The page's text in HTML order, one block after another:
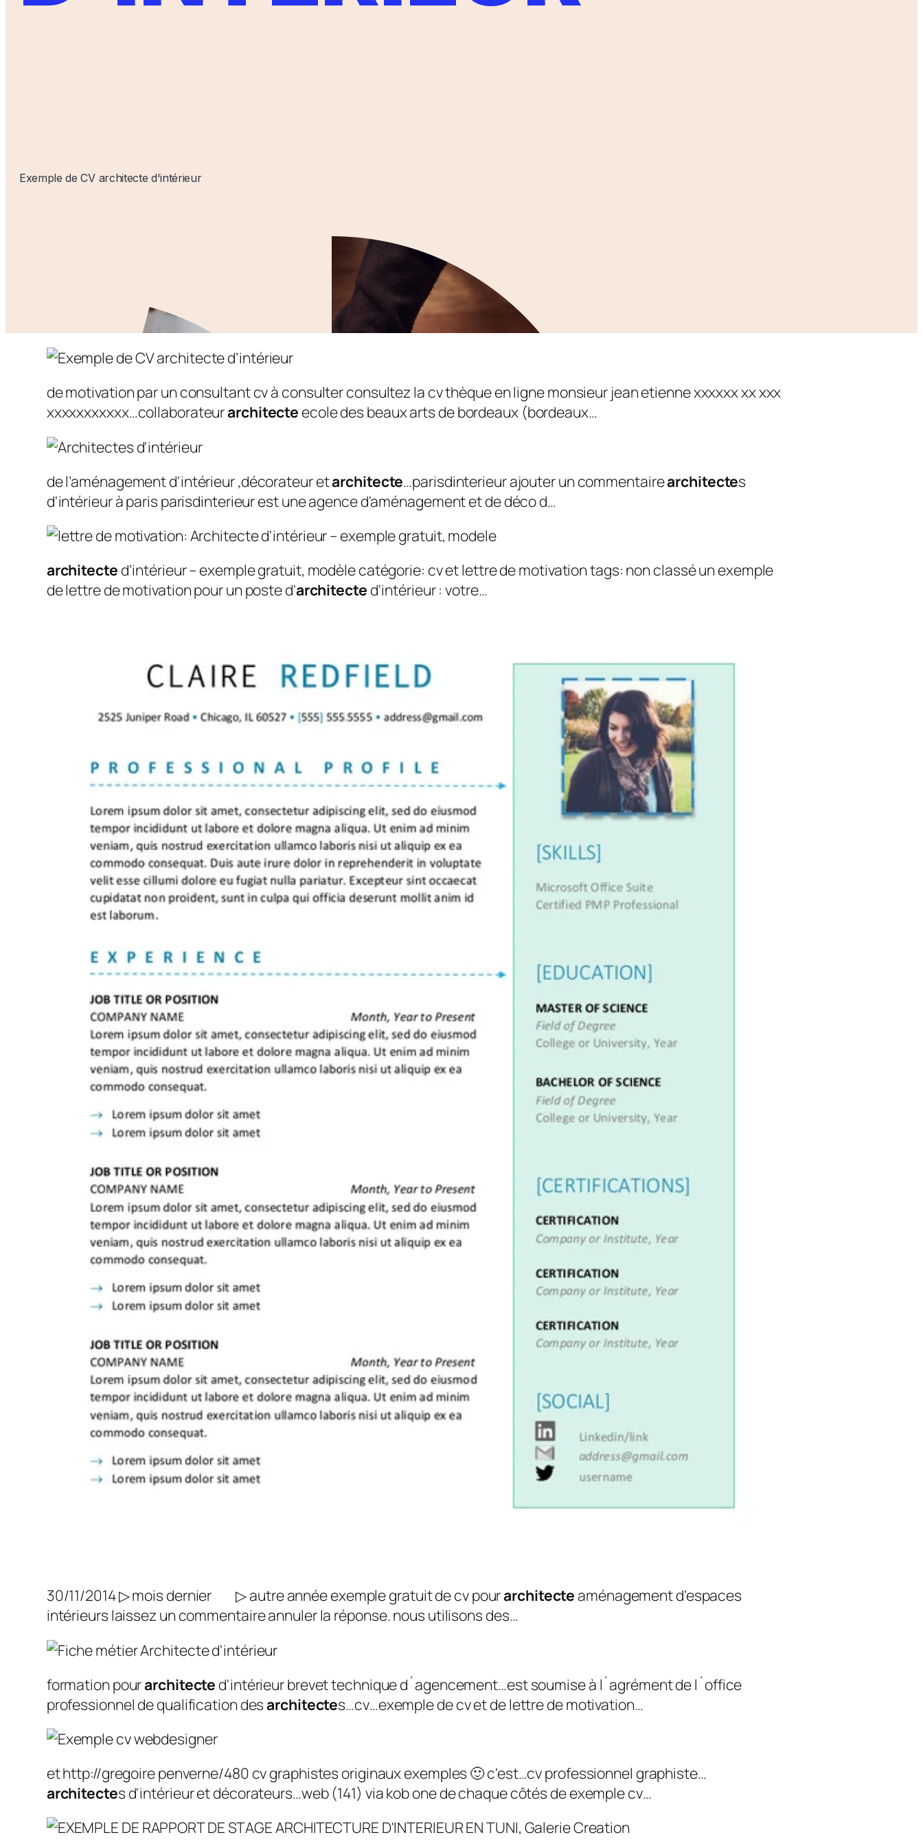
Exemple de CV architecte d'intérieur
de motivation par un consultant cv à consulter consultez la cv thèque en ligne monsieur jean etienne xxxxxx xx xxx
xxxxxxxxxxx…collaborateurarchitecteecole des beaux arts de bordeaux (bordeaux…
de l’aménagement d'intérieur ,décorateur etarchitecte…parisdinterieur ajouter un commentairearchitectes
d'intérieur à paris parisdinterieur est une agence d'aménagement et de déco d…
architected’intérieur – exemple gratuit, modèle catégorie: cv et lettre de motivation tags: non classé un exemple
de lettre de motivation pour un poste d'architected'intérieur : votre…
30/11/2014 ▷ mois dernier ▷ autre année exemple gratuit de cv pourarchitecteaménagement d’espaces
intérieurs laissez un commentaire annuler la réponse. nous utilisons des…
formation pourarchitected'intérieur brevet technique d´agencement…est soumise à l´agrément de l´office
professionnel de qualification desarchitectes…cv…exemple de cv et de lettre de motivation…
et http://gregoire penverne/480 cv graphistes originaux exemples 🙂 c'est…cv professionnel graphiste…
architectes d'intérieur et décorateurs…web (141) via kob one de chaque côtés de exemple cv…